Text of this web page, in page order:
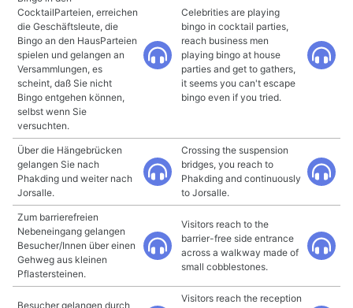
CocktailParteien, erreichen
die Geschäftsleute, die
Bingo an den HausParteien
spielen und gelangen an
Versammlungen, es
scheint, daß Sie nicht
Bingo entgehen können,
selbst wenn Sie
versuchten.
Celebrities are playing
bingo in cocktail parties,
reach business men
playing bingo at house
parties and get to gathers,
it seems you can't escape
bingo even if you tried.
Über die Hängebrücken
gelangen Sie nach
Phakding und weiter nach
Jorsalle.
Crossing the suspension
bridges, you reach to
Phakding and continuously
to Jorsalle.
Zum barrierefreien
Nebeneingang gelangen
Besucher/Innen über einen
Gehweg aus kleinen
Pflastersteinen.
Visitors reach to the
barrier-free side entrance
across a walkway made of
small cobblestones.
Besucher gelangen durch
Visitors reach the reception